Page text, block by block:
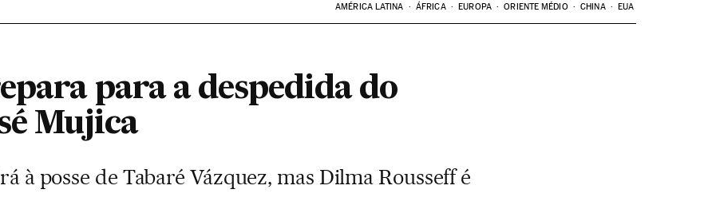
AMÉRICA LATINA ÁFRICA EUROPA ORIENTE MÉDIO CHINA EUA
para a despedida do
Mujica
à posse de Tabaré Vázquez, mas Dilma Rousseff é